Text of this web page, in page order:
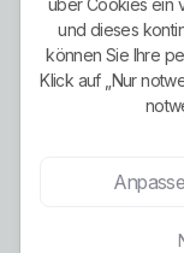
Stadtwerken
ein klarer
Strom wird
Ökostrom
zwei
darüber
2025
über Cookies ein
und dieses
können Sie Ihre
Klick auf „Nur